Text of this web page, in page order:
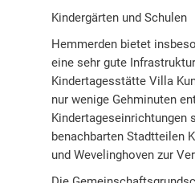
Kindergärten und Schulen
Hemmerden bietet
eine sehr gute
Kindertagesstätte Villa
nur wenige Gehminuten
Kindertageseinrichtungen
benachbarten Stadtteilen
und Wevelinghoven zur